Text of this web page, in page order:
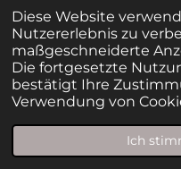
Diese Website
Nutzererlebnis zu
maßgeschneiderte
Die fortgesetzte
bestätigt Ihre
Verwendung von
Ich
Kontakt
My Story